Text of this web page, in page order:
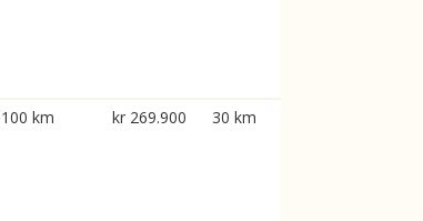
100 km kr 269.900 30 km